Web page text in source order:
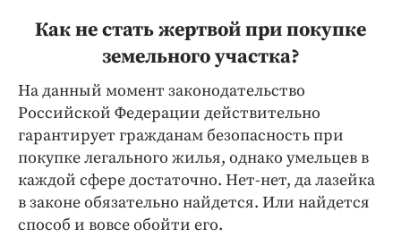
Как не стать жертвой при покупке
земельного участка?
На данный момент законодательство
Российской Федерации действительно
гарантирует гражданам безопасность при
покупке легального жилья, однако умельцев в
каждой сфере достаточно. Нет-нет, да лазейка
в законе обязательно найдется. Или найдется
способ и вовсе обойти его.